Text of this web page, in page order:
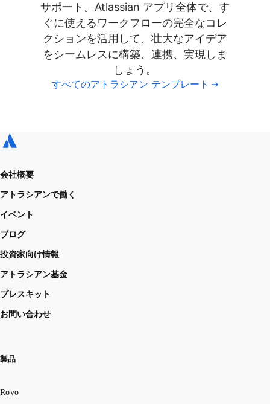
サポート。Atlassian アプリ全体で、す
ぐに使えるワークフローの完全なコレ
クションを活用して、壮大なアイデア
をシームレスに構築、連携、実現しま
しょう。
すべてのアトラシアン テンプレート
会社概要
アトラシアンで働く
イベント
ブログ
投資家向け情報
アトラシアン基金
プレスキット
お問い合わせ
製品
Rovo